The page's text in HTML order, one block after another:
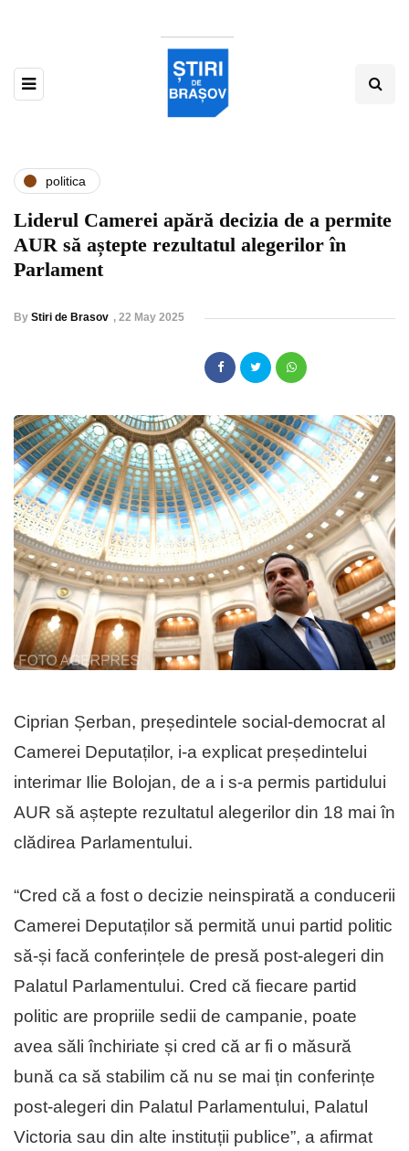
politica
Liderul Camerei apără decizia de a permite
AUR să aștepte rezultatul alegerilor în
Parlament
By Stiri de Brasov , 22 May 2025
Ciprian Șerban, președintele social-democrat al
Camerei Deputaților, i-a explicat președintelui
interimar Ilie Bolojan, de a i s-a permis partidului
AUR să aștepte rezultatul alegerilor din 18 mai în
clădirea Parlamentului.
“Cred că a fost o decizie neinspirată a conducerii
Camerei Deputaților să permită unui partid politic
să-și facă conferințele de presă post-alegeri din
Palatul Parlamentului. Cred că fiecare partid
politic are propriile sedii de campanie, poate
avea săli închiriate și cred că ar fi o măsură
bună ca să stabilim că nu se mai țin conferințe
post-alegeri din Palatul Parlamentului, Palatul
Victoria sau din alte instituții publice”, a afirmat